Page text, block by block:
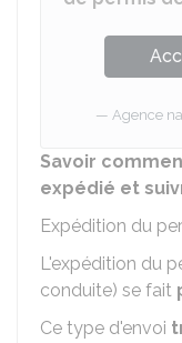
Agence
Savoir
expédié et
Expédition du
L'expédition du
conduite) se fait
Ce type d'envoi